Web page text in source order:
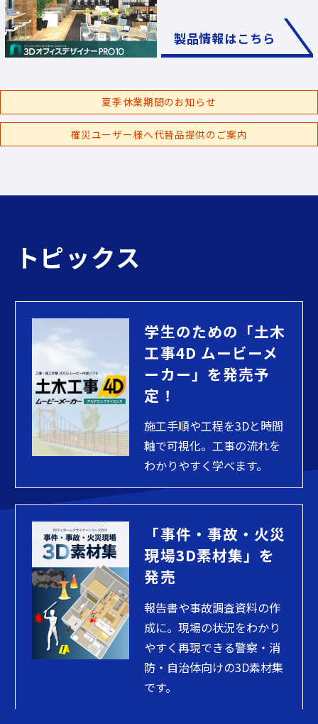
製品情報はこちら
夏季休業期間のお知らせ
罹災ユーザー様へ代替品提供のご案内
トピックス
学生のための「土木
工事4D ムービーメ
ーカー」を発売予
定！
施工手順や工程を3Dと時間
軸で可視化。工事の流れを
わかりやすく学べます。
「事件・事故・火災
現場3D素材集」を
発売
報告書や事故調査資料の作
成に。現場の状況をわかり
やすく再現できる警察・消
防・自治体向けの3D素材集
です。